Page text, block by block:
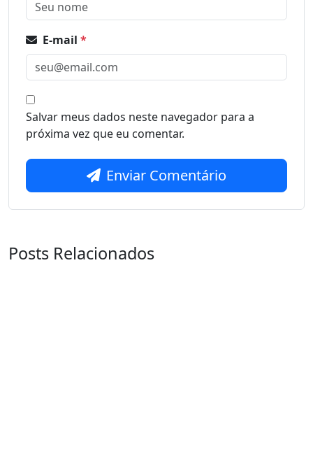
E-mail *
Salvar meus dados neste navegador para a
próxima vez que eu comentar.
Enviar Comentário
Posts Relacionados